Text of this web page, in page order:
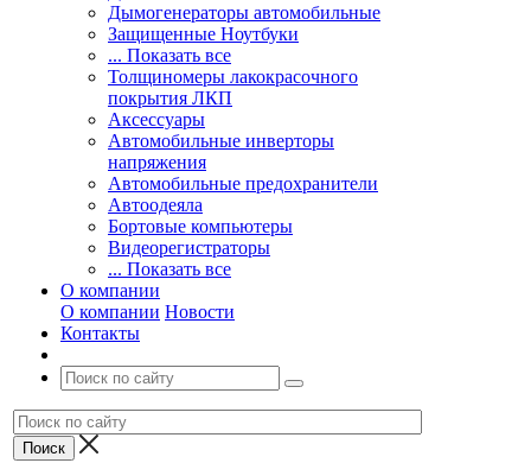
Дымогенераторы автомобильные
Защищенные Ноутбуки
... Показать все
Толщиномеры лакокрасочного
покрытия ЛКП
Аксессуары
Автомобильные инверторы
напряжения
Автомобильные предохранители
Автоодеяла
Бортовые компьютеры
Видеорегистраторы
... Показать все
О компании
О компании Новости
Контакты